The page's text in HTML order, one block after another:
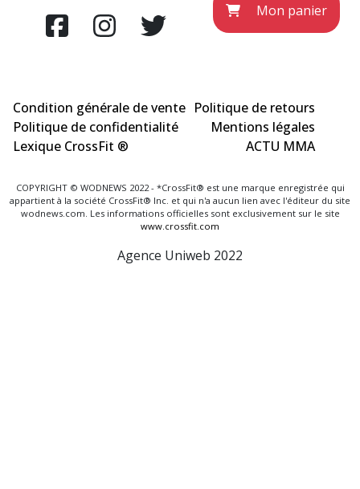
Mon panier
Condition générale de vente Politique de retours
Politique de confidentialité
Mentions légales
Lexique CrossFit ®
ACTU MMA
COPYRIGHT © WODNEWS 2022 - *CrossFit® est une marque enregistrée qui
appartient à la société CrossFit® Inc. et qui n'a aucun lien avec l'éditeur du site
wodnews.com. Les informations officielles sont exclusivement sur le site
www.crossfit.com
Agence Uniweb 2022